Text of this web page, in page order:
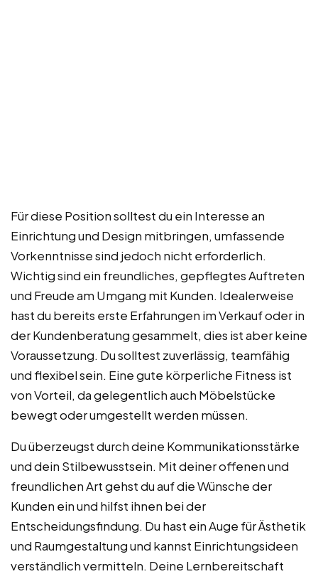
Für diese Position solltest du ein Interesse an
Einrichtung und Design mitbringen, umfassende
Vorkenntnisse sind jedoch nicht erforderlich.
Wichtig sind ein freundliches, gepflegtes Auftreten
und Freude am Umgang mit Kunden. Idealerweise
hast du bereits erste Erfahrungen im Verkauf oder in
der Kundenberatung gesammelt, dies ist aber keine
Voraussetzung. Du solltest zuverlässig, teamfähig
und flexibel sein. Eine gute körperliche Fitness ist
von Vorteil, da gelegentlich auch Möbelstücke
bewegt oder umgestellt werden müssen.
Du überzeugst durch deine Kommunikationsstärke
und dein Stilbewusstsein. Mit deiner offenen und
freundlichen Art gehst du auf die Wünsche der
Kunden ein und hilfst ihnen bei der
Entscheidungsfindung. Du hast ein Auge für Ästhetik
und Raumgestaltung und kannst Einrichtungsideen
verständlich vermitteln. Deine Lernbereitschaft